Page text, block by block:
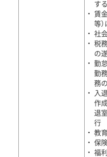
す
賃
等
社
税
の
勤
勤
務
入
作
退
行
教
保
福